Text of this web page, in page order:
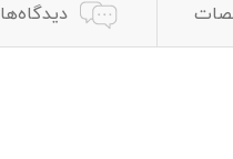
دیدگاه‌ها